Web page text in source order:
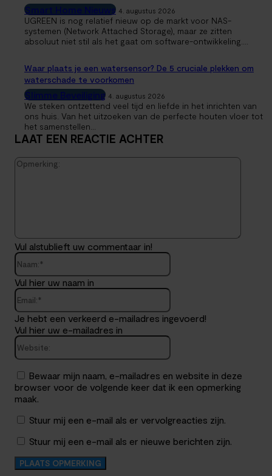
Smart Home Nieuws 4. augustus 2026
UGREEN is nog relatief nieuw op de markt voor NAS-
systemen (Network Attached Storage), maar ze zitten
absoluut niet stil als het gaat om software-ontwikkeling....
Waar plaats je een watersensor? De 5 cruciale plekken om
waterschade te voorkomen
Slimme Beveiliging 4. augustus 2026
We steken ontzettend veel tijd en liefde in het inrichten van
ons huis. Van het uitzoeken van de perfecte houten vloer tot
het samenstellen...
LAAT EEN REACTIE ACHTER
Vul alstublieft uw commentaar in!
Naam:*
Vul hier uw naam in
Email:*
Je hebt een verkeerd e-mailadres ingevoerd!
Vul hier uw e-mailadres in
Website:
Bewaar mijn naam, e-mailadres en website in deze
browser voor de volgende keer dat ik een opmerking
maak.
Stuur mij een e-mail als er vervolgreacties zijn.
Stuur mij een e-mail als er nieuwe berichten zijn.